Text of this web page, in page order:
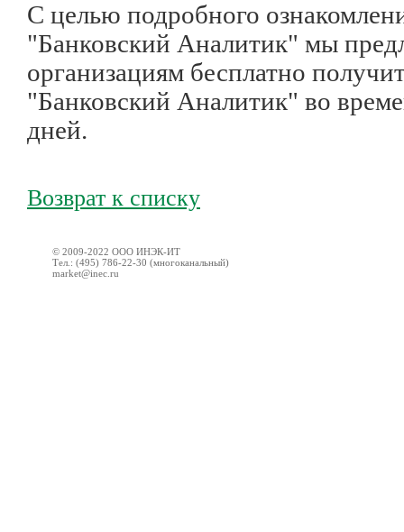
С целью подробного
"Банковский Аналитик" мы
организациям бесплатно
"Банковский Аналитик" во
дней.
Возврат к списку
© 2009-2022 ООО ИНЭК-ИТ
Тел.: (495) 786-22-30 (многоканальный)
market@inec.ru